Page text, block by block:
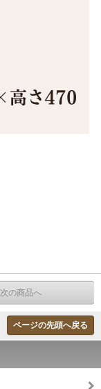
次の商品へ
ページの先頭へ戻る